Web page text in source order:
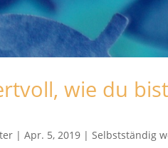
wie du
|Apr. 5, 2019 | Selbstständig